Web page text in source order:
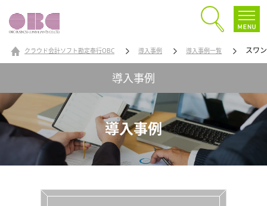
クラウド会計ソフト勘定奉行OBC 導入事例 導入事例一覧 スワ
導入事例
導入事例